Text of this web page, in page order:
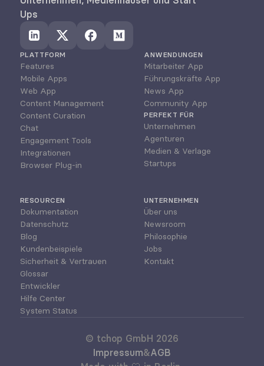
Ups
PLATTFORM
Features
Mobile Apps
Web App
Content Management
Content Curation
Chat
Engagement Tools
Integrationen
Browser Plug-in
ANWENDUNGEN
Mitarbeiter App
Führungskräfte App
News App
Community App
PERFEKT FÜR
Unternehmen
Agenturen
Medien & Verlage
Startups
RESOURCEN
Dokumentation
Datenschutz
Blog
Kundenbeispiele
Sicherheit & Vertrauen
Glossar
Entwickler
Hilfe Center
System Status
UNTERNEHMEN
Über uns
Newsroom
Philosophie
Jobs
Kontakt
© tchop GmbH 2026
Impressum&AGB